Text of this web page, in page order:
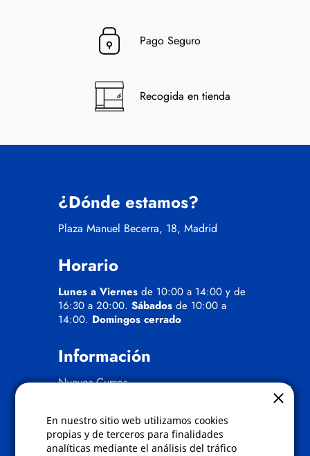
En nuestro sitio web utilizamos cookies
propias y de terceros para finalidades
analíticas mediante el análisis del tráfico
Pago Seguro
Recogida en tienda
¿Dónde estamos?
Plaza Manuel Becerra, 18, Madrid
Horario
Lunes a Viernes de 10:00 a 14:00 y de
16:30 a 20:00. Sábados de 10:00 a
14:00. Domingos cerrado
Información
Nuevos Cursos
Políticas